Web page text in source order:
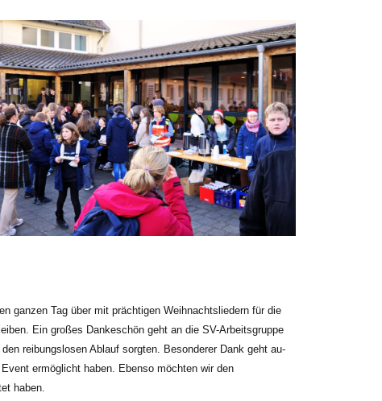
ganzen Tag über mit prächti­gen Weihnachtslie­dern für die
Ein großes Dankeschön geht an die SV-Arbeitsgruppe
reibungslosen Ablauf sorgten. Besonderer Dank geht au­
ermöglicht ha­ben. Ebenso möchten wir den
haben.